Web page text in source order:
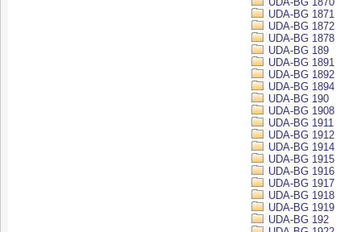
UDA-BG 1871
UDA-BG 1872
UDA-BG 1878
UDA-BG 189
UDA-BG 1891
UDA-BG 1892
UDA-BG 1894
UDA-BG 190
UDA-BG 1908
UDA-BG 1911
UDA-BG 1912
UDA-BG 1914
UDA-BG 1915
UDA-BG 1916
UDA-BG 1917
UDA-BG 1918
UDA-BG 1919
UDA-BG 192